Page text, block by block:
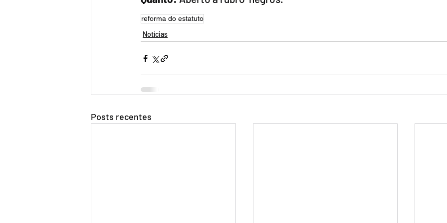
reforma do estatuto
Notícias
Posts recentes